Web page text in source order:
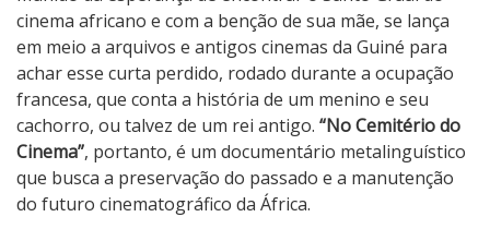
C
i
n
e
m
a
cinema africano e com a benção de sua mãe, se lança
em meio a arquivos e antigos cinemas da Guiné para
achar esse curta perdido, rodado durante a ocupação
francesa, que conta a história de um menino e seu
cachorro, ou talvez de um rei antigo. “No Cemitério do
Cinema”, portanto, é um documentário metalinguístico
que busca a preservação do passado e a manutenção
do futuro cinematográfico da África.